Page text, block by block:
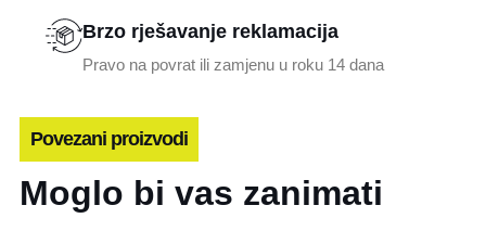
Brzo rješavanje reklamacija
Pravo na povrat ili zamjenu u roku 14 dana
Povezani proizvodi
Moglo bi vas zanimati